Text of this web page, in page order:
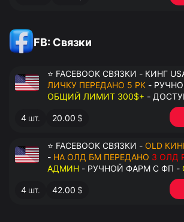
FB: Связки
⭐ FACEBOOK СВЯЗКИ - КИНГ
ЛИЧКУ ПЕРЕДАНО 5 РК -
ОБЩИЙ ЛИМИТ 300$+ -
АККАУНТОВ - ПЕРЕДАЧА В
4 шт. 20.00 $
⭐ FACEBOOK СВЯЗКИ - OLD
- НА ОЛД БМ ПЕРЕДАНО 3 ОЛД
АДМИН - РУЧНОЙ ФАРМ С ФП -
- ДОСТУП ОТ ВСЕХ
ПЕРЕДАЧА В АНТИДЕТЕКТ
4 шт. 42.00 $